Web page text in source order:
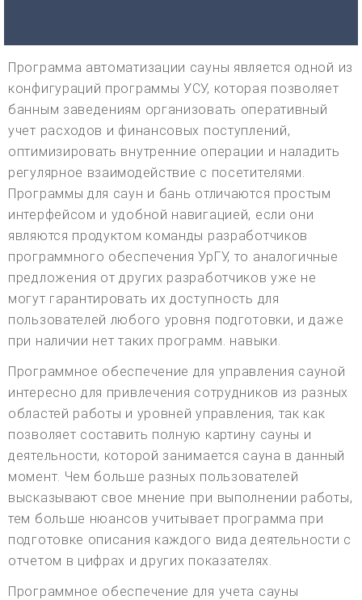
Программа автоматизации сауны является одной из
конфигураций программы УСУ, которая позволяет
банным заведениям организовать оперативный
учет расходов и финансовых поступлений,
оптимизировать внутренние операции и наладить
регулярное взаимодействие с посетителями.
Программы для саун и бань отличаются простым
интерфейсом и удобной навигацией, если они
являются продуктом команды разработчиков
программного обеспечения УрГУ, то аналогичные
предложения от других разработчиков уже не
могут гарантировать их доступность для
пользователей любого уровня подготовки, и даже
при наличии нет таких программ. навыки.
Программное обеспечение для управления сауной
интересно для привлечения сотрудников из разных
областей работы и уровней управления, так как
позволяет составить полную картину сауны и
деятельности, которой занимается сауна в данный
момент. Чем больше разных пользователей
высказывают свое мнение при выполнении работы,
тем больше нюансов учитывает программа при
подготовке описания каждого вида деятельности с
отчетом в цифрах и других показателях.
Программное обеспечение для учета сауны